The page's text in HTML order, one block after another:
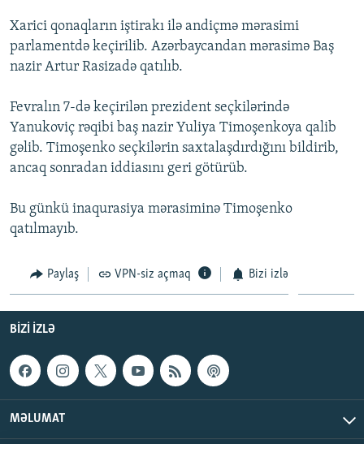
MULTIMEDIA
VIDEO
İNFOQRAFIKA
KARIKATURA
RADIO ARXIV
AZƏRBAYCAN ƏDƏBIYYATI KITABXANASI
İSLAM VƏ DEMOKRATIYA
İZ - MƏDƏNIYYƏT PROQRAMI
MISSIYAMIZ
PEŞƏ ETIKASI VƏ JURNALISTIKA STANDARTLARIMIZ
MATERIALLARIMIZDAN ISTIFADƏ
BIZIMLƏ ƏLAQƏ
BIZI IZLƏ
RFE/RL-in bütün saytları
Xarici qonaqların iştirakı ilə andiçmə mərasimi
parlamentdə keçirilib. Azərbaycandan mərasimə Baş
nazir Artur Rasizadə qatılıb.
Fevralın 7-də keçirilən prezident seçkilərində
Yanukoviç rəqibi baş nazir Yuliya Timoşenkoya qalib
gəlib. Timoşenko seçkilərin saxtalaşdırdığını bildirib,
ancaq sonradan iddiasını geri götürüb.
Bu günkü inaqurasiya mərasiminə Timoşenko
qatılmayıb.
Paylaş VPN-siz açmaq Bizi izlə
BIZI IZLƏ
MƏLUMAT